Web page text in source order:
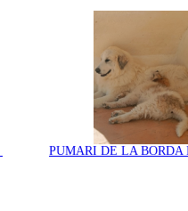
PUMARI DE LA